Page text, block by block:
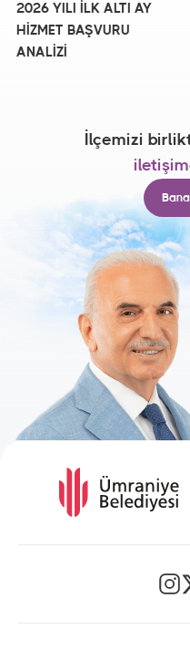
2026 YILI İLK ALTI AY
HİZMET BAŞVURU
ANALİZİ
İlçemizi